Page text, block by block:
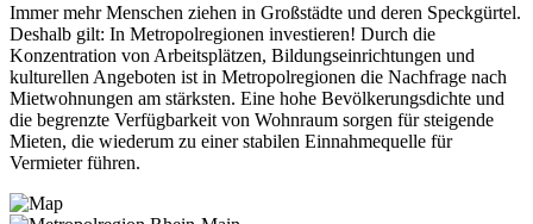
Immer mehr Menschen ziehen in Großstädte und deren Speckgürtel.
Deshalb gilt: In Metropolregionen investieren! Durch die
Konzentration von Arbeitsplätzen, Bildungseinrichtungen und
kulturellen Angeboten ist in Metropolregionen die Nachfrage nach
Mietwohnungen am stärksten. Eine hohe Bevölkerungsdichte und
die begrenzte Verfügbarkeit von Wohnraum sorgen für steigende
Mieten, die wiederum zu einer stabilen Einnahmequelle für
Vermieter führen.